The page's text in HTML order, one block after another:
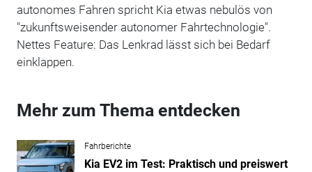
autonomes Fahren spricht Kia etwas nebulös von
"zukunftsweisender autonomer Fahrtechnologie".
Nettes Feature: Das Lenkrad lässt sich bei Bedarf
einklappen.
Mehr zum Thema entdecken
Fahrberichte
Kia EV2 im Test: Praktisch und preiswert